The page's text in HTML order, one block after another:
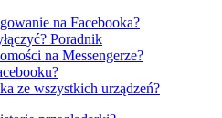
na Facebooka?
Poradnik
na Messengerze?
ze wszystkich urządzeń?